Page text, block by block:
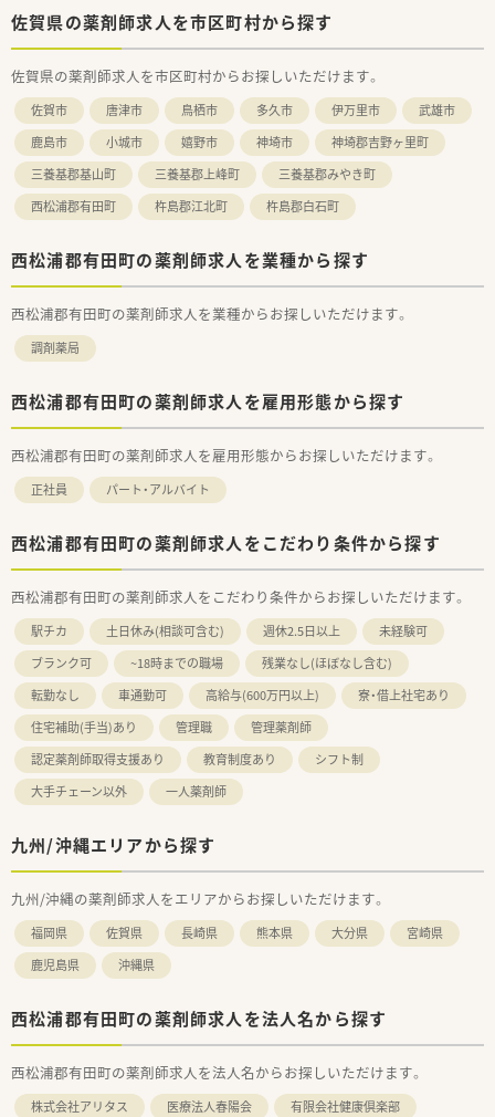
【求人情報について】
実務経験を正当に評価して決定される給与体系です。
■福利厚生として月額6万円までの補助が出る借上げ社宅制度を
完備しており、遠方からの転居を伴う入職も強力にサポートしま
す。
■昇給や賞与の制度もしっかりと整っているため、長期的な視点
で安定したライフプランを築くことができる安心の雇用条件で
す。
佐賀県の薬剤師求人を市区町村から探す
佐賀県の薬剤師求人を市区町村からお探しいただけます。
佐賀市 唐津市 鳥栖市 多久市 伊万里市
武雄市
鹿島市
小城市 嬉野市 神埼市
神埼郡吉野ヶ里町
三養基郡基山町
三養基郡上峰町
三養基郡みやき町
西松浦郡有田町
杵島郡江北町 杵島郡白石町
西松浦郡有田町の薬剤師求人を業種から探す
西松浦郡有田町の薬剤師求人を業種からお探しいただけます。
調剤薬局
西松浦郡有田町の薬剤師求人を雇用形態から探す
西松浦郡有田町の薬剤師求人を雇用形態からお探しいただけます。
正社員 パート・アルバイト
西松浦郡有田町の薬剤師求人をこだわり条件から探す
西松浦郡有田町の薬剤師求人をこだわり条件からお探しいただけます。
駅チカ 土日休み(相談可含む) 週休2.5日以上
未経験可
ブランク可
~18時までの職場
残業なし(ほぼなし含む)
転勤なし
車通勤可 高給与(600万円以上)
寮・借上社宅あり
住宅補助(手当)あり
管理職
管理薬剤師
認定薬剤師取得支援あり
教育制度あり
シフト制
大手チェーン以外
一人薬剤師
九州/沖縄エリアから探す
九州/沖縄の薬剤師求人をエリアからお探しいただけます。
福岡県 佐賀県 長崎県 熊本県 大分県
宮崎県
鹿児島県
沖縄県
西松浦郡有田町の薬剤師求人を法人名から探す
西松浦郡有田町の薬剤師求人を法人名からお探しいただけます。
株式会社アリタス 医療法人春陽会
有限会社健康倶楽部